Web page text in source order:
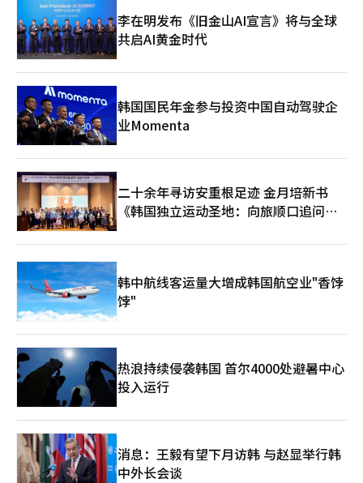
也可能通过大众化视角拓展K文化的外延。其次是研究机构的独立
性问题。国策研究机构的负责人由总统亲信担任，可能损害研究的
客观性和中立性。黄教益能否摆脱过去的政治色彩，展现平衡的领
导力，将是关键。此次任命象征性地展示了李在明政府的任命风
格，再次确认了重视“代码”和“信任”而非专业性的倾向。黄教
益未来如何领导文广研，将决定此次任命是被视为“突破性的实用
任命”还是“典型的空降任命失败案例”。文化艺术和旅游产业是
超越政权理念、决定国家长期品牌价值的重要领域。黄教益能否克
服过去言论引发的争议，为K文化的未来展示实质性成果，文化界
和政界的目光正聚焦于他。
李在明发布《旧金山AI宣言》将与全球
共启AI黄金时代
韩国国民年金参与投资中国自动驾驶企
业Momenta
二十余年寻访安重根足迹 金月培新书
《韩国独立运动圣地：向旅顺口追问历
韩中航线客运量大增成韩国航空业"香饽
饽"
热浪持续侵袭韩国 首尔4000处避暑中心
投入运行
消息：王毅有望下月访韩 与赵显举行韩
中外长会谈